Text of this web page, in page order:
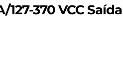
370 VCC Saída